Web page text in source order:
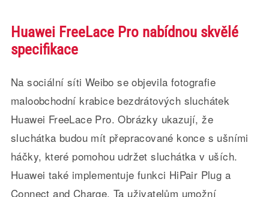
Huawei FreeLace Pro nabídnou skvělé
specifikace
Na sociální síti Weibo se objevila fotografie
maloobchodní krabice bezdrátových sluchátek
Huawei FreeLace Pro. Obrázky ukazují, že
sluchátka budou mít přepracované konce s ušními
háčky, které pomohou udržet sluchátka v uších.
Huawei také implementuje funkci HiPair Plug a
Connect and Charge. Ta uživatelům umožní